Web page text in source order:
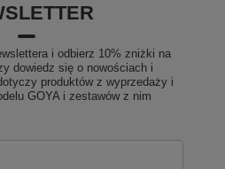
i odbierz 10% zniżki na
dowiedz się o nowościach i
produktów z wyprzedaży i
GOYA i zestawów z nim